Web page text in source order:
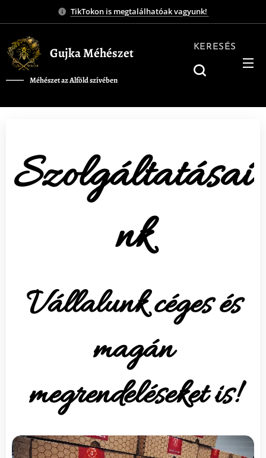
TikTokon is megtalálhatóak vagyunk!
Gujka Méhészet
Méhészet az Alföld szívében
KERESÉS
Szolgáltatásai
nk
Vállalunk céges és
magán
megrendeléseket is!